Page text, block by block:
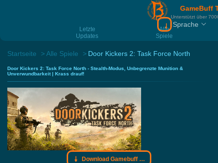
GameBuff
Unterstützt über
Letzte
Updates
Alle
Spiele
Download
Sprache
Startseite Alle Spiele Door Kickers 2: Task Force North
Door Kickers 2: Task Force North - Stealth-Modus, Unbegrenzte Munition &
Unverwundbarkeit | Krass drauf!
Download Gamebuff Trainer